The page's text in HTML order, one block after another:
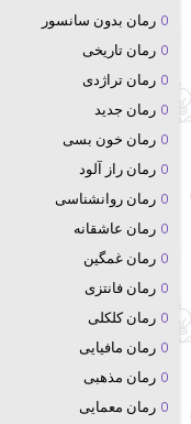
رمان بدون سانسور
رمان تاریخی
رمان تراژدی
رمان جدید
رمان خون بسی
رمان راز آلود
رمان روانشناسی
رمان عاشقانه
رمان غمگین
رمان فانتزی
رمان کلکلی
رمان مافیایی
رمان مذهبی
رمان معمایی